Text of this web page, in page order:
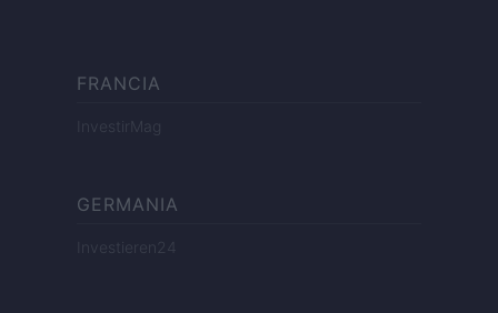
FRANCIA
InvestirMag
GERMANIA
Investieren24